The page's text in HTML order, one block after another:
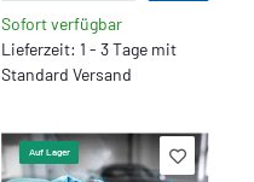
Sofort verfügbar
Lieferzeit: 1 - 3 Tage mit
Standard Versand
Auf Lager